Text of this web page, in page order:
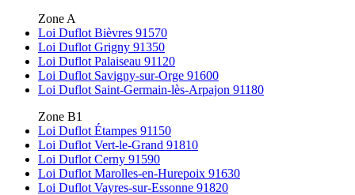
Zone A
Loi Duflot Bièvres 91570
Loi Duflot Grigny 91350
Loi Duflot Palaiseau 91120
Loi Duflot Savigny-sur-Orge 91600
Loi Duflot Saint-Germain-lès-Arpajon 91180
Zone B1
Loi Duflot Étampes 91150
Loi Duflot Vert-le-Grand 91810
Loi Duflot Cerny 91590
Loi Duflot Marolles-en-Hurepoix 91630
Loi Duflot Vayres-sur-Essonne 91820